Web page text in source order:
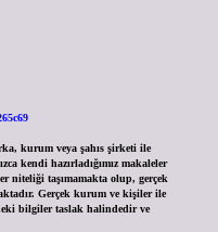
kurum veya şahıs şirketi ile
kendi hazırladığımız makaleler
niteliği taşımamakta olup, gerçek
Gerçek kurum ve kişiler ile
bilgiler taslak halindedir ve